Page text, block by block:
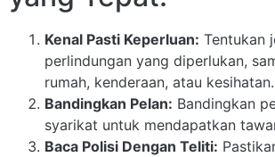
Kenal Pasti Keperluan: Tentukan
perlindungan yang diperlukan,
rumah, kenderaan, atau kesihatan.
Bandingkan Pelan: Bandingkan
syarikat untuk mendapatkan
Baca Polisi Dengan Teliti: